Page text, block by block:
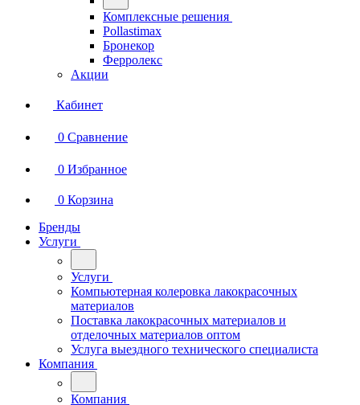
Комплексные решения
Pollastimax
Бронекор
Ферролекс
Акции
Кабинет
0 Сравнение
0 Избранное
0 Корзина
Бренды
Услуги
Услуги
Компьютерная колеровка лакокрасочных
материалов
Поставка лакокрасочных материалов и
отделочных материалов оптом
Услуга выездного технического специалиста
Компания
Компания